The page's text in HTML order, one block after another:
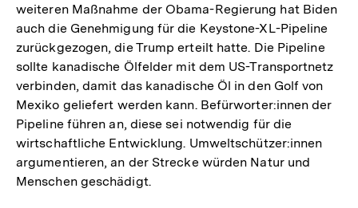
weiteren Maßnahme der Obama-Regierung hat Biden
auch die Genehmigung für die Keystone-XL-Pipeline
zurückgezogen, die Trump erteilt hatte. Die Pipeline
sollte kanadische Ölfelder mit dem US-Transportnetz
verbinden, damit das kanadische Öl in den Golf von
Mexiko geliefert werden kann. Befürworter:innen der
Pipeline führen an, diese sei notwendig für die
wirtschaftliche Entwicklung. Umweltschützer:innen
argumentieren, an der Strecke würden Natur und
Menschen geschädigt.